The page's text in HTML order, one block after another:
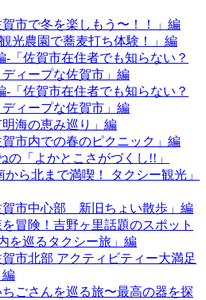
賀市で冬を楽しもう〜！！」編
光農園で蕎麦打ち体験！」編
‐「佐賀市在住者でも知らない？
ィープな佐賀市」編
‐「佐賀市在住者でも知らない？
ィープな佐賀市」編
明海の恵み巡り」編
賀市内での春のピクニック」編
の「よかとこさがづくし!!」
から北まで満喫！ タクシー観光」
賀市中心部 新旧ちょい散歩」編
冒険！吉野ヶ里話題のスポット
を巡るタクシー旅」編
市北部 アクティビティー大満足
編
ちごさんを巡る旅〜最高の器を探